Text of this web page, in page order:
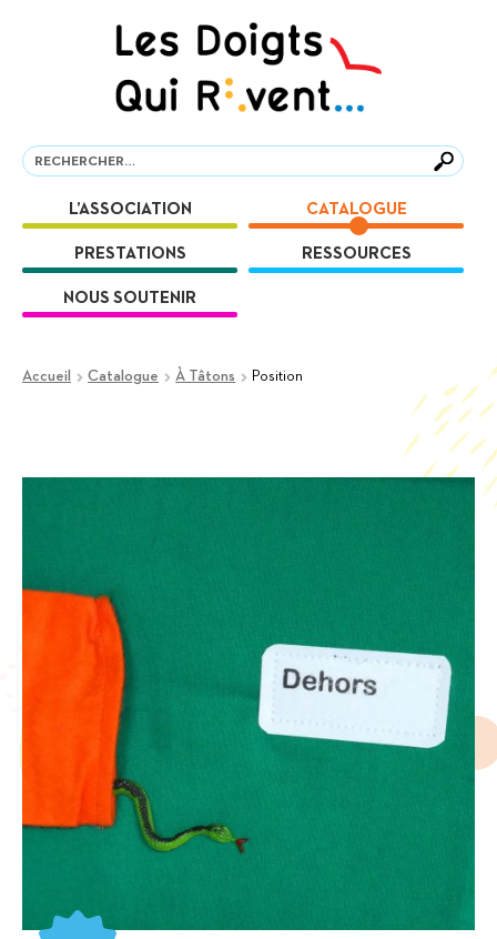
Recherche
Recherche
L’ASSOCIATION CATALOGUE
PRESTATIONS RESSOURCES
NOUS SOUTENIR
Accueil Catalogue À Tâtons Position